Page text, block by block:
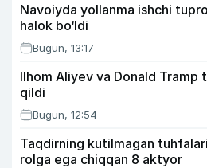
Navoiyda yollanma ishchi
halok bo‘ldi
Bugun, 13:17
Ilhom Aliyev va Donald
qildi
Bugun, 12:54
Taqdirning kutilmagan
rolga ega chiqqan 8 aktyor